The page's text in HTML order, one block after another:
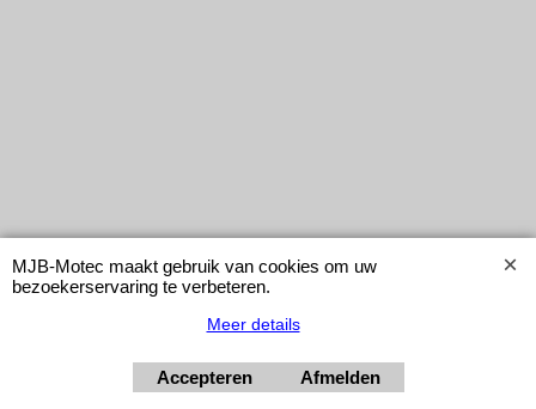
MJB-Motec maakt gebruik van cookies om uw
bezoekerservaring te verbeteren.
Meer details
Accepteren Afmelden